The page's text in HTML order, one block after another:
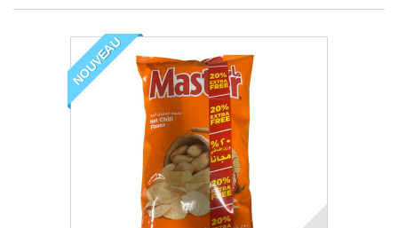
NOUVEAU